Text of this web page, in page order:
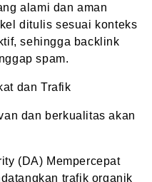
alami dan aman
ditulis sesuai konteks
sehingga backlink
spam.
dan Trafik
dan berkualitas akan
(DA) Mempercepat
trafik organik